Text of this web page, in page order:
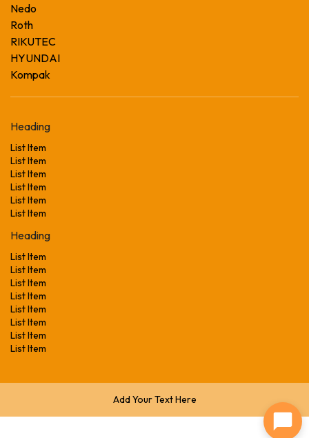
Nedo
Roth
RIKUTEC
HYUNDAI
Kompak
Heading
List Item
List Item
List Item
List Item
List Item
List Item
Heading
List Item
List Item
List Item
List Item
List Item
List Item
List Item
List Item
Add Your Text Here